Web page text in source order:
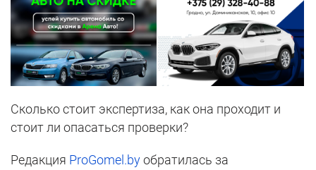
Сколько стоит экспертиза, как она проходит и
стоит ли опасаться проверки?
Редакция ProGomel.byобратилась за